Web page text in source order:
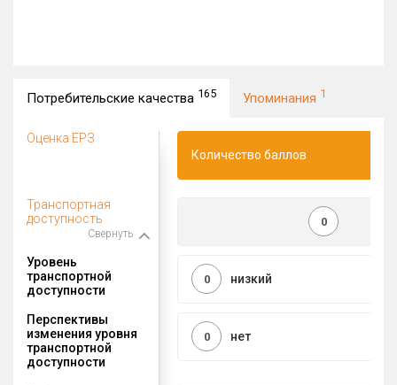
Потребительские качества 165 Упоминания 1
Оценка ЕРЗ
Количество баллов
Транспортная
доступность
Свернуть
0
Уровень
транспортной
доступности
низкий
0
Перспективы
изменения уровня
транспортной
доступности
нет
0